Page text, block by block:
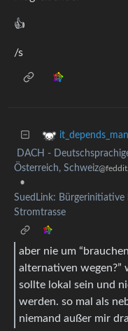
👍
/s
it_depends_man
DACH -
Österreich, Schweiz
•
SuedLink:
Stromtrasse
aber nie um
alternativen wegen?”
sollte lokal sein und
werden. so mal als
niemand außer mir